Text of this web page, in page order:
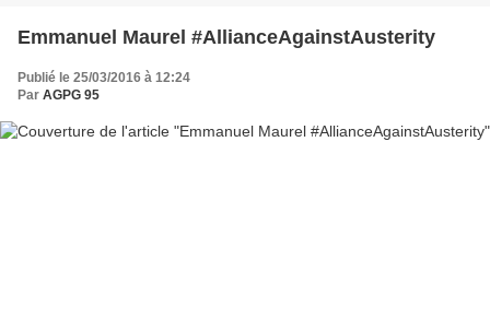
Emmanuel Maurel #AllianceAgainstAusterity
Publié le 25/03/2016 à 12:24
Par AGPG 95